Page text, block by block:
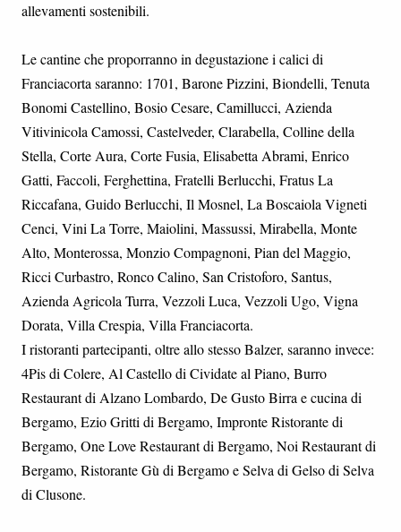
allevamenti sostenibili.
Le cantine che proporranno in degustazione i calici di
Franciacorta saranno: 1701, Barone Pizzini, Biondelli, Tenuta
Bonomi Castellino, Bosio Cesare, Camillucci, Azienda
Vitivinicola Camossi, Castelveder, Clarabella, Colline della
Stella, Corte Aura, Corte Fusia, Elisabetta Abrami, Enrico
Gatti, Faccoli, Ferghettina, Fratelli Berlucchi, Fratus La
Riccafana, Guido Berlucchi, Il Mosnel, La Boscaiola Vigneti
Cenci, Vini La Torre, Maiolini, Massussi, Mirabella, Monte
Alto, Monterossa, Monzio Compagnoni, Pian del Maggio,
Ricci Curbastro, Ronco Calino, San Cristoforo, Santus,
Azienda Agricola Turra, Vezzoli Luca, Vezzoli Ugo, Vigna
Dorata, Villa Crespia, Villa Franciacorta.
I ristoranti partecipanti, oltre allo stesso Balzer, saranno invece:
4Pis di Colere, Al Castello di Cividate al Piano, Burro
Restaurant di Alzano Lombardo, De Gusto Birra e cucina di
Bergamo, Ezio Gritti di Bergamo, Impronte Ristorante di
Bergamo, One Love Restaurant di Bergamo, Noi Restaurant di
Bergamo, Ristorante Gù di Bergamo e Selva di Gelso di Selva
di Clusone.